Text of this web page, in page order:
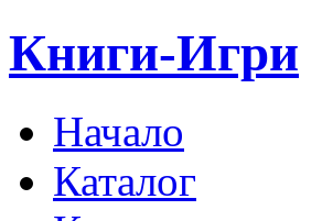
Книги-Игри
Начало
Каталог